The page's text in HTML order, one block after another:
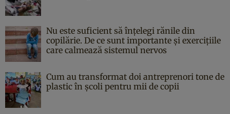
Nu este suficient să înțelegi rănile din
copilărie. De ce sunt importante și exercițiile
care calmează sistemul nervos
Cum au transformat doi antreprenori tone de
plastic în școli pentru mii de copii